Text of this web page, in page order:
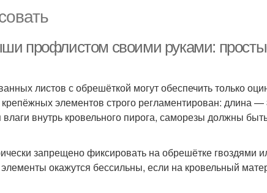
профлистом своими руками:
листов с обрешёткой могут обеспечить только
элементов строго регламентирован: длина
внутрь кровельного пирога, саморезы должны
запрещено фиксировать на обрешётке гвоздями
окажутся бессильны, если на кровельный